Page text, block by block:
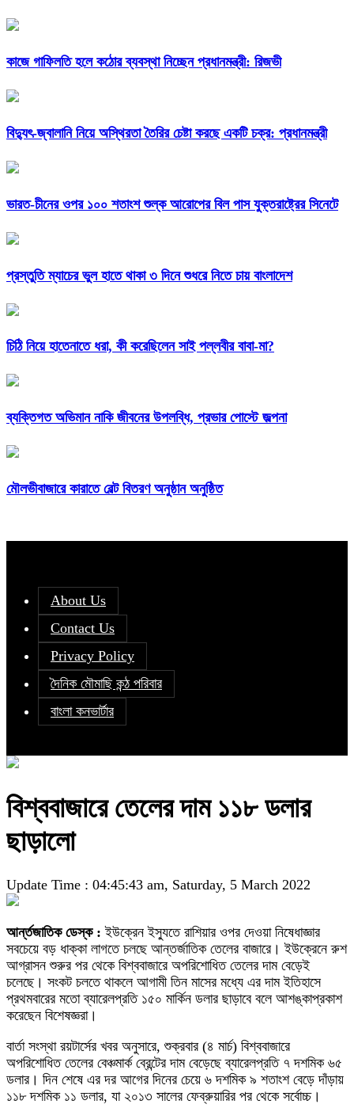
কাজে গাফিলতি হলে কঠোর ব্যবস্থা নিচ্ছেন প্রধানমন্ত্রী: রিজভী
বিদ্যুৎ-জ্বালানি নিয়ে অস্থিরতা তৈরির চেষ্টা করছে একটি চক্র: প্রধানমন্ত্রী
ভারত-চীনের ওপর ১০০ শতাংশ শুল্ক আরোপের বিল পাস যুক্তরাষ্ট্রের সিনেটে
প্রস্তুতি ম্যাচের ভুল হাতে থাকা ৩ দিনে শুধরে নিতে চায় বাংলাদেশ
চিঠি নিয়ে হাতেনাতে ধরা, কী করেছিলেন সাই পল্লবীর বাবা-মা?
ব্যক্তিগত অভিমান নাকি জীবনের উপলব্ধি, প্রভার পোস্টে জল্পনা
মৌলভীবাজারে কারাতে বেল্ট বিতরণ অনুষ্ঠান অনুষ্ঠিত
About Us
Contact Us
Privacy Policy
দৈনিক মৌমাছি কন্ঠ পরিবার
বাংলা কনভার্টার
বিশ্ববাজারে তেলের দাম ১১৮ ডলার
ছাড়ালো
Update Time : 04:45:43 am, Saturday, 5 March 2022
আর্ন্তজাতিক ডেস্ক : ইউক্রেন ইস্যুতে রাশিয়ার ওপর দেওয়া নিষেধাজ্ঞার
সবচেয়ে বড় ধাক্কা লাগতে চলছে আন্তর্জাতিক তেলের বাজারে। ইউক্রেনে রুশ
আগ্রাসন শুরুর পর থেকে বিশ্ববাজারে অপরিশোধিত তেলের দাম বেড়েই
চলেছে। সংকট চলতে থাকলে আগামী তিন মাসের মধ্যে এর দাম ইতিহাসে
প্রথমবারের মতো ব্যারেলপ্রতি ১৫০ মার্কিন ডলার ছাড়াবে বলে আশঙ্কাপ্রকাশ
করেছেন বিশেষজ্ঞরা।
বার্তা সংস্থা রয়টার্সের খবর অনুসারে, শুক্রবার (৪ মার্চ) বিশ্ববাজারে
অপরিশোধিত তেলের বেঞ্চমার্ক ব্রেন্টের দাম বেড়েছে ব্যারেলপ্রতি ৭ দশমিক ৬৫
ডলার। দিন শেষে এর দর আগের দিনের চেয়ে ৬ দশমিক ৯ শতাংশ বেড়ে দাঁড়ায়
১১৮ দশমিক ১১ ডলার, যা ২০১৩ সালের ফেব্রুয়ারির পর থেকে সর্বোচ্চ।